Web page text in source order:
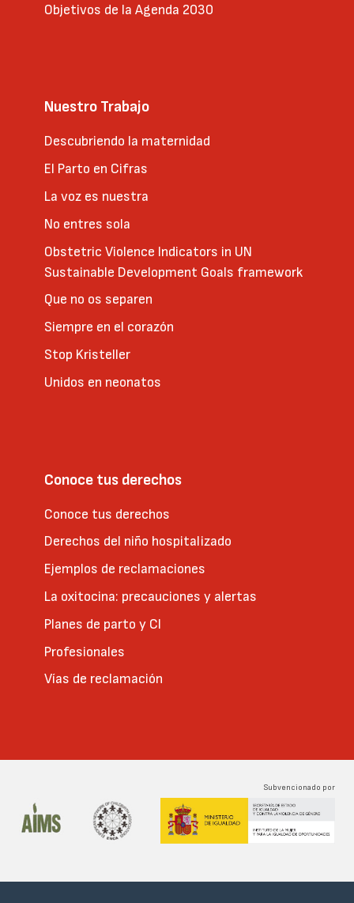
Objetivos de la Agenda 2030
Nuestro Trabajo
Descubriendo la maternidad
El Parto en Cifras
La voz es nuestra
No entres sola
Obstetric Violence Indicators in UN
Sustainable Development Goals framework
Que no os separen
Siempre en el corazón
Stop Kristeller
Unidos en neonatos
Conoce tus derechos
Conoce tus derechos
Derechos del niño hospitalizado
Ejemplos de reclamaciones
La oxitocina: precauciones y alertas
Planes de parto y CI
Profesionales
Vías de reclamación
Subvencionado por